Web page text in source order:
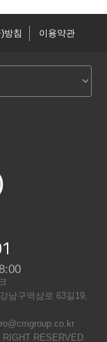
방침 이용약관
남구역삼로 63길19,
RESERVED